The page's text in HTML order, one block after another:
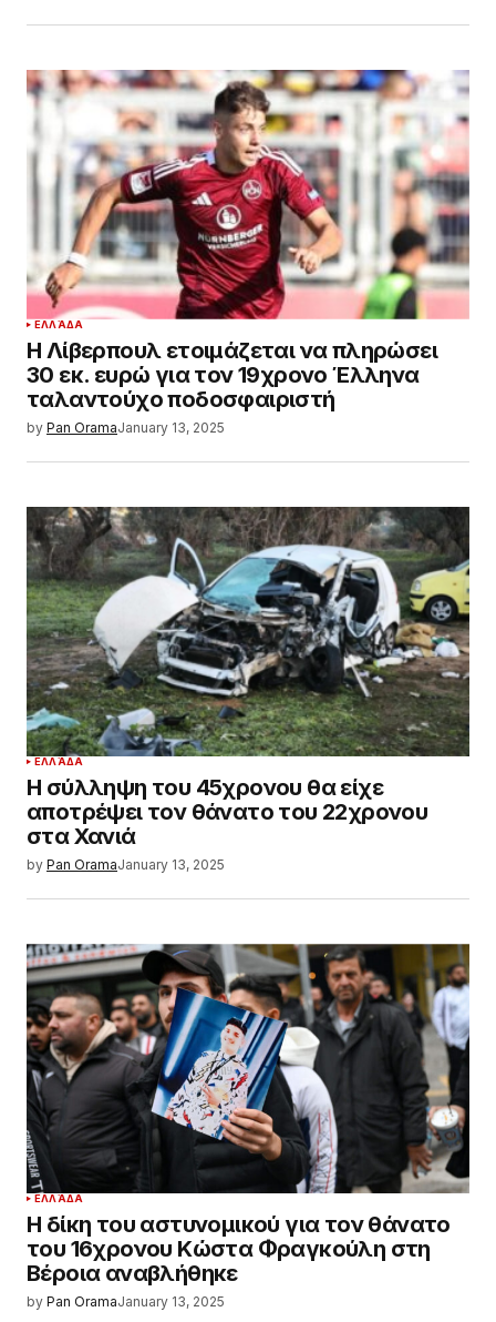
ΕΛΛΆΔΑ
Η Λίβερπουλ ετοιμάζεται να πληρώσει
30 εκ. ευρώ για τον 19χρονο Έλληνα
ταλαντούχο ποδοσφαιριστή
by Pan OramaJanuary 13, 2025
ΕΛΛΆΔΑ
Η σύλληψη του 45χρονου θα είχε
αποτρέψει τον θάνατο του 22χρονου
στα Χανιά
by Pan OramaJanuary 13, 2025
ΕΛΛΆΔΑ
Η δίκη του αστυνομικού για τον θάνατο
του 16χρονου Κώστα Φραγκούλη στη
Βέροια αναβλήθηκε
by Pan OramaJanuary 13, 2025